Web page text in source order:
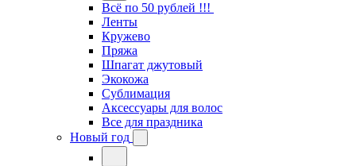
Всё по 50 рублей !!!
Ленты
Кружево
Пряжа
Шпагат джутовый
Экокожа
Сублимация
Аксессуары для волос
Все для праздника
Новый год